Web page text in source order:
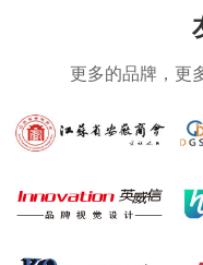
更多的品牌，更